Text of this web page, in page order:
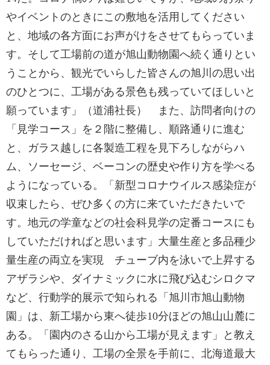
やイベントのときにこの敷地を活用してください
と、地域の各方面にお声がけをさせてもらっていま
す。そして工場前の道が旭山動物園へ続く通りとい
うことから、観光でいらした皆さんの旭川の思い出
のひとつに、工場がある景色も残っていてほしいと
願っています」（道浦社長） また、訪問者向けの
「見学コース」を２階に整備し、順路通りに進む
と、ガラス越しに各製造工程を見下ろしながらハ
ム、ソーセージ、ベーコンの歴史や作り方を学べる
ようになっている。「新型コロナウイルス感染症が
収束したら、ぜひ多くの方に来ていただきたいで
す。地元の学童などの社会科見学の定番コースにも
していただければと思います」大量生産と多品種少
量生産の両立を実現 チューブ内を泳いで上昇する
アザラシや、ダイナミックに水に飛び込むシロクマ
など、行動学的展示で知られる「旭川市旭山動物
園」は、新工場から東へ徒歩10分ほどの旭山山麓に
ある。「園内のさる山から工場が見えます」と教え
てもらった通り、工場の全景を手前に、北海道最大